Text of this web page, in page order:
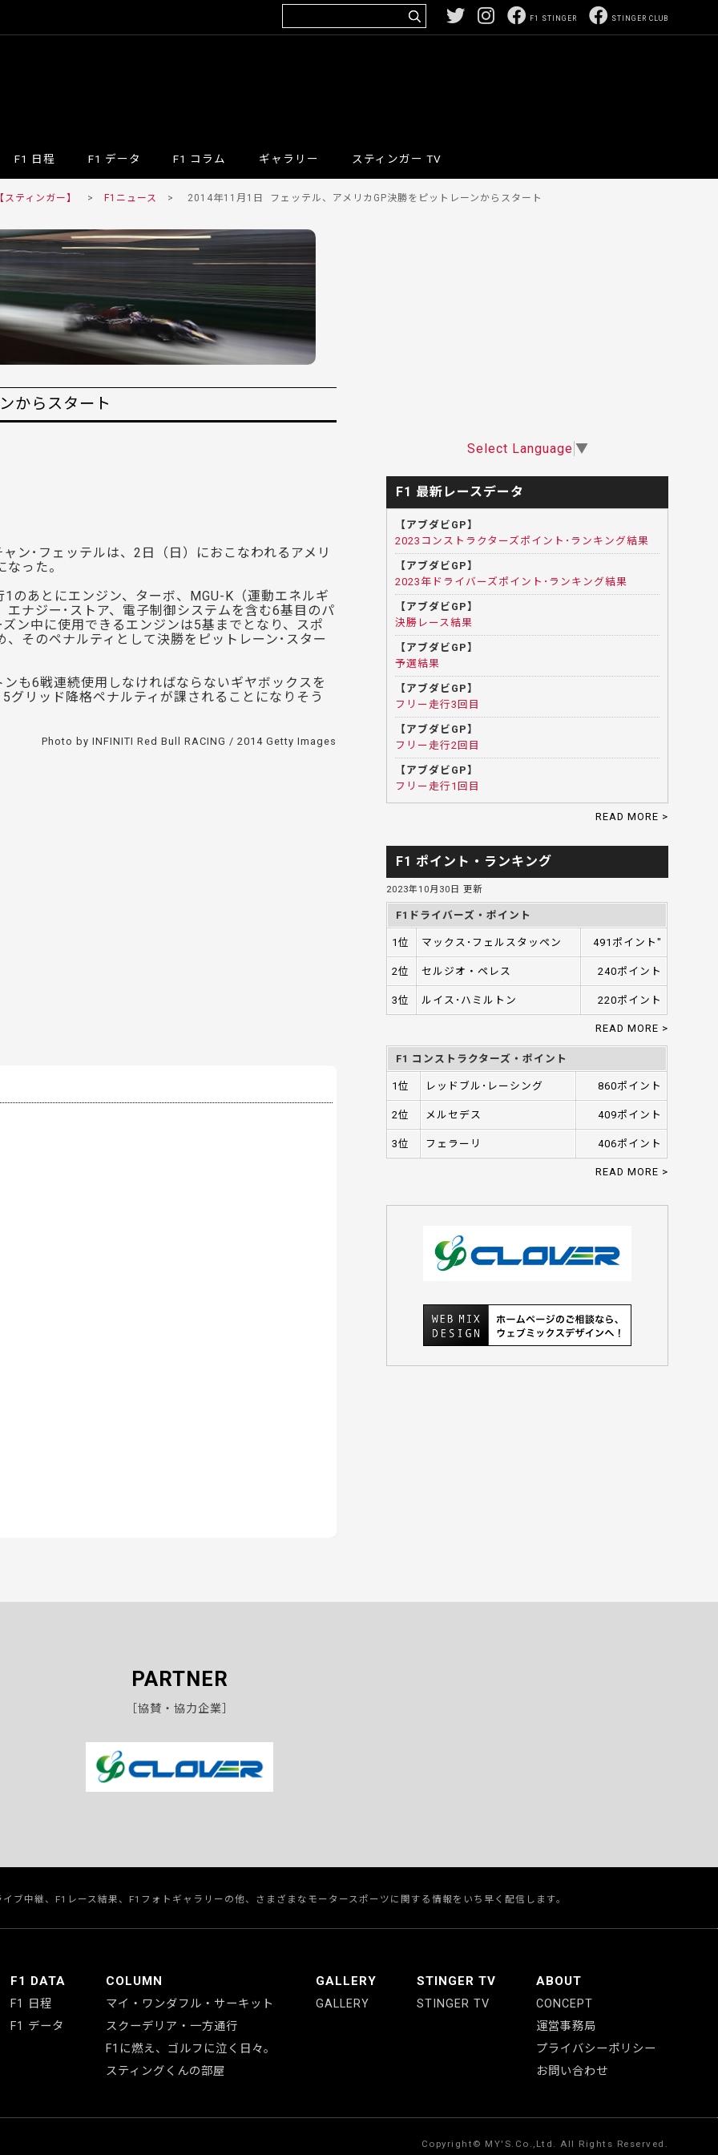
STINGER CLUB
F1 STINGER
F1 日程 F1 データ F1 コラム ギャラリー スティンガー TV
ティンガー】 > F1ニュース > 2014年11月1日 フェッテル、アメリカGP決勝をピットレーンからスタート
からスタート
ン･フェッテルは、2日（日）におこなわれるアメリ
った。
のあとにエンジン、ターボ、MGU-K（運動エネルギ
ナジー･ストア、電子制御システムを含む6基目のパ
ン中に使用できるエンジンは5基までとなり、スポ
そのペナルティとして決勝をピットレーン･スター
も6戦連続使用しなければならないギヤボックスを
リッド降格ペナルティが課されることになりそう
Photo by INFINITI Red Bull RACING / 2014 Getty Images
Select Language ▼
F1 最新レースデータ
【アブダビGP】
2023コンストラクターズポイント･ランキング結果
【アブダビGP】
2023年ドライバーズポイント･ランキング結果
【アブダビGP】
決勝レース結果
【アブダビGP】
予選結果
【アブダビGP】
フリー走行3回目
【アブダビGP】
フリー走行2回目
【アブダビGP】
フリー走行1回目
READ MORE >
F1 ポイント・ランキング
2023年10月30日 更新
F1ドライバーズ・ポイント
1位 マックス･フェルスタッペン 491ポイント"
2位 セルジオ・ペレス 240ポイント
3位 ルイス･ハミルトン 220ポイント
READ MORE >
F1 コンストラクターズ・ポイント
1位 レッドブル･レーシング 860ポイント
2位 メルセデス 409ポイント
3位 フェラーリ 406ポイント
READ MORE >
PARTNER
［協賛・協力企業］
ブ中継、F1レース結果、F1フォトギャラリーの他、さまざまなモータースポーツに関する情報をいち早く配信します。
F1 DATA
F1 日程
F1 データ
COLUMN
マイ・ワンダフル・サーキット
スクーデリア・一方通行
F1に燃え、ゴルフに泣く日々。
スティングくんの部屋
GALLERY
GALLERY
STINGER TV
STINGER TV
ABOUT
CONCEPT
運営事務局
プライバシーポリシー
お問い合わせ
Copyright© MY'S.Co.,Ltd. All Rights Reserved.